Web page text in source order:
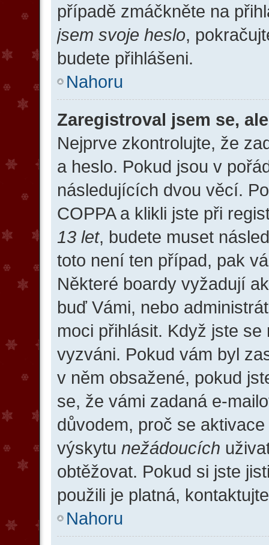
případě zmáčkněte na
jsem svoje heslo,
budete přihlášeni.
Nahoru
Zaregistroval jsem se,
Nejprve zkontrolujte, že
a heslo. Pokud jsou v
následujících dvou věcí.
COPPA a klikli jste při
13 let, budete muset
toto není ten případ, pak
Některé boardy vyžadují
buď Vámi, nebo
moci přihlásit. Když jste
vyzváni. Pokud vám byl
v něm obsažené, pokud
se, že vámi zadaná e-
důvodem, proč se
výskytu nežádoucích
obtěžovat. Pokud si jste
použili je platná,
Nahoru